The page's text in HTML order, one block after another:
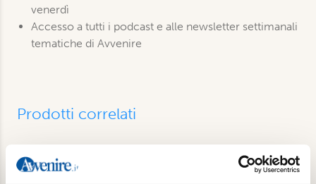
venerdì
Accesso a tutti i podcast e alle newsletter settimanali
tematiche di Avvenire
Prodotti correlati